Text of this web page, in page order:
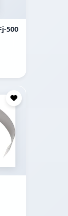
500